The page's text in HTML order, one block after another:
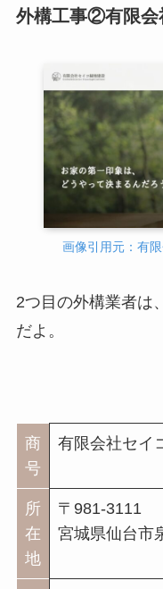
外構工事②有限会
画像引用元：有
2つ目の外構業者は
だよ。
商
号
有限会社セイ
所
在
地
〒981-3111
宮城県仙台市